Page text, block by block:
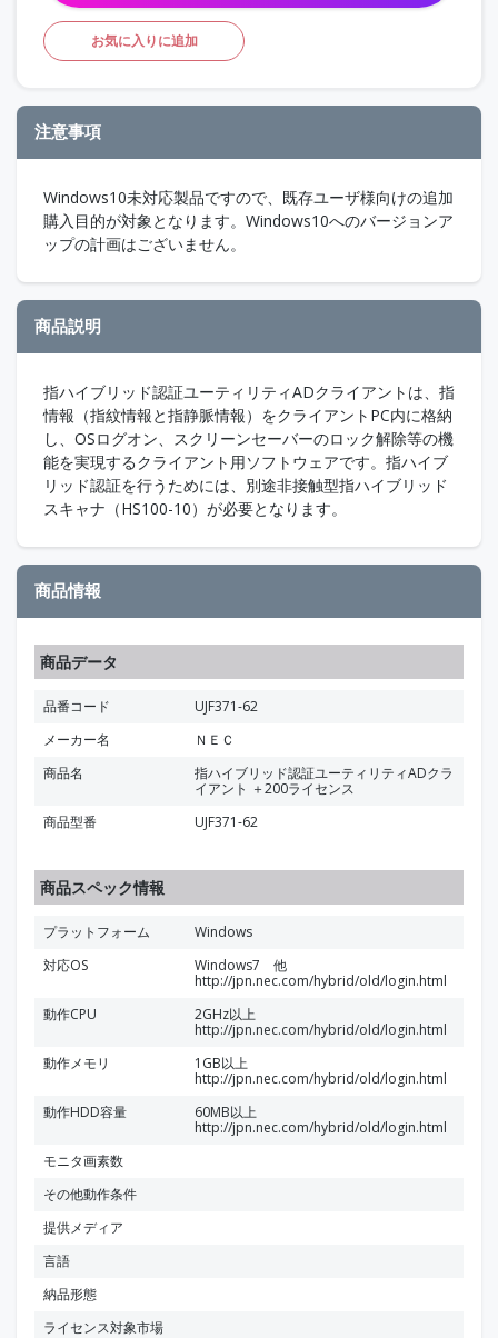
お気に入りに追加
注意事項
Windows10未対応製品ですので、既存ユーザ様向けの追加
購入目的が対象となります。Windows10へのバージョンア
ップの計画はございません。
商品説明
指ハイブリッド認証ユーティリティADクライアントは、指
情報（指紋情報と指静脈情報）をクライアントPC内に格納
し、OSログオン、スクリーンセーバーのロック解除等の機
能を実現するクライアント用ソフトウェアです。指ハイブ
リッド認証を行うためには、別途非接触型指ハイブリッド
スキャナ（HS100-10）が必要となります。
商品情報
商品データ
品番コード
UJF371-62
メーカー名
ＮＥＣ
商品名
指ハイブリッド認証ユーティリティADクラ
イアント ＋200ライセンス
商品型番
UJF371-62
商品スペック情報
プラットフォーム
Windows
対応OS
Windows7 他
http://jpn.nec.com/hybrid/old/login.html
動作CPU
2GHz以上
http://jpn.nec.com/hybrid/old/login.html
動作メモリ
1GB以上
http://jpn.nec.com/hybrid/old/login.html
動作HDD容量
60MB以上
http://jpn.nec.com/hybrid/old/login.html
モニタ画素数
その他動作条件
提供メディア
言語
納品形態
ライセンス対象市場